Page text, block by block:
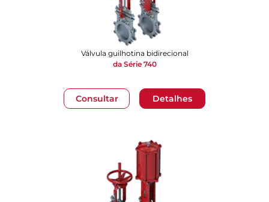
Consultar Detalhes
Válvula guilhotina bidirecional
da Série 740